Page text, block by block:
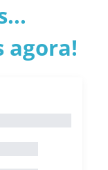
agora!